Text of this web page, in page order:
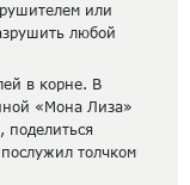
или
любой
в корне. В
«Мона Лиза»
толчком